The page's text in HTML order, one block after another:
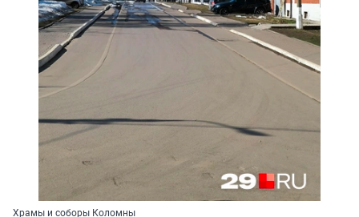
Храмы и соборы Коломны